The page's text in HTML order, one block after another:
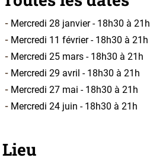
Mercredi 28 janvier - 18h30 à 21h
Mercredi 11 février - 18h30 à 21h
Mercredi 25 mars - 18h30 à 21h
Mercredi 29 avril - 18h30 à 21h
Mercredi 27 mai - 18h30 à 21h
Mercredi 24 juin - 18h30 à 21h
Lieu